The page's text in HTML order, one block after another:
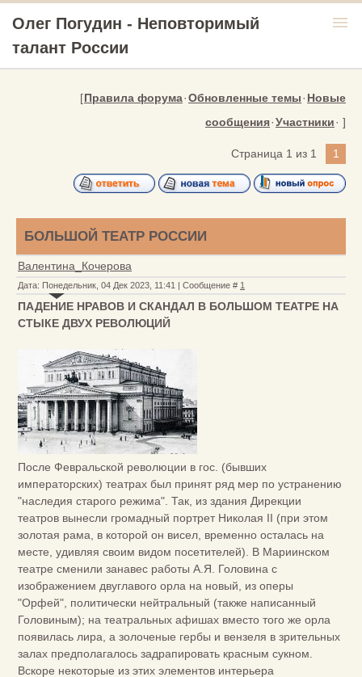
Олег Погудин - Неповторимый
талант России
menu
[Правила форума·Обновленные темы·Новые
сообщения·Участники· ]
Страница 1 из 1 1
БОЛЬШОЙ ТЕАТР РОССИИ
Валентина_Кочерова
Дата: Понедельник, 04 Дек 2023, 11:41 | Сообщение # 1
ПАДЕНИЕ НРАВОВ И СКАНДАЛ В БОЛЬШОМ ТЕАТРЕ НА
СТЫКЕ ДВУХ РЕВОЛЮЦИЙ
После Февральской революции в гос. (бывших
императорских) театрах был принят ряд мер по устранению
"наследия старого режима". Так, из здания Дирекции
театров вынесли громадный портрет Николая II (при этом
золотая рама, в которой он висел, временно осталась на
месте, удивляя своим видом посетителей). В Мариинском
театре сменили занавес работы А.Я. Головина с
изображением двуглавого орла на новый, из оперы
"Орфей", политически нейтральный (также написанный
Головиным); на театральных афишах вместо того же орла
появилась лира, а золоченые гербы и вензеля в зрительных
залах предполагалось задрапировать красным сукном.
Вскоре некоторые из этих элементов интерьера